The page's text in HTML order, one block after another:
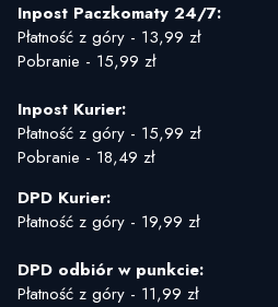
Inpost Paczkomaty 24/7:
Płatność z góry - 13,99 zł
Pobranie - 15,99 zł
Inpost Kurier:
Płatność z góry - 15,99 zł
Pobranie - 18,49 zł
DPD Kurier:
Płatność z góry - 19,99 zł
DPD odbiór w punkcie:
Płatność z góry - 11,99 zł